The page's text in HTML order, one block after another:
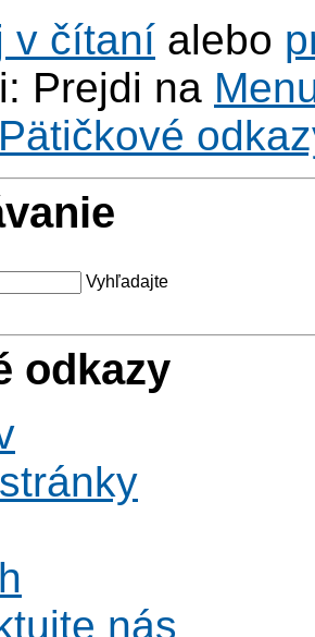
v čítaní alebo
Prejdi na
Pätičkové
Vyhľadajte
odkazy
nás